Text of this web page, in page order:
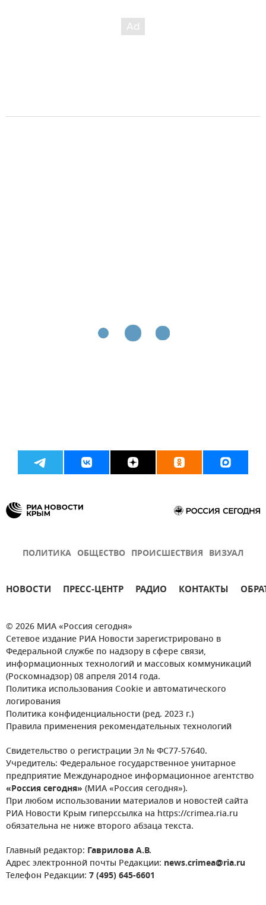
ПОЛИТИКА ОБЩЕСТВО ПРОИСШЕСТВИЯ ВИЗУАЛ
НОВОСТИ ПРЕСС-ЦЕНТР РАДИО КОНТАКТЫ
© 2026 МИА «Россия сегодня»
Сетевое издание РИА Новости зарегистрировано в
Федеральной службе по надзору в сфере связи,
информационных технологий и массовых коммуникаций
(Роскомнадзор) 08 апреля 2014 года.
Политика использования Cookie и автоматического
логирования
Политика конфиденциальности (ред. 2023 г.)
Правила применения рекомендательных технологий
Свидетельство о регистрации Эл № ФС77-57640.
Учредитель: Федеральное государственное унитарное
предприятие Международное информационное агентство
«Россия сегодня» (МИА «Россия сегодня»).
При любом использовании материалов и новостей сайта
РИА Новости Крым гиперссылка на https://crimea.ria.ru
обязательна не ниже второго абзаца текста.
Главный редактор: Гаврилова А.В.
Адрес электронной почты Редакции: news.crimea@ria.ru
Телефон Редакции: 7 (495) 645-6601